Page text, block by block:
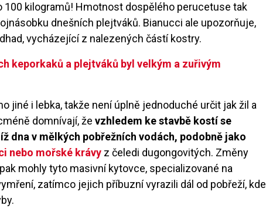
100 kilogramů! Hmotnost dospělého perucetuse tak
dnešních plejtváků. Bianucci ale upozorňuje,
vycházející z nalezených částí kostry.
keporkaků a plejtváků byl velkým a zuřivým
jiné i lebka, takže není úplně jednoduché určit jak žil a
domnívají, ževzhledem ke stavbě kostí se
dna v mělkých pobřežních vodách, podobně jako
nebo mořské krávy z čeledi dugongovitých. Změny
mohly tyto masivní kytovce, specializované na
zatímco jejich příbuzní vyrazili dál od pobřeží, kde